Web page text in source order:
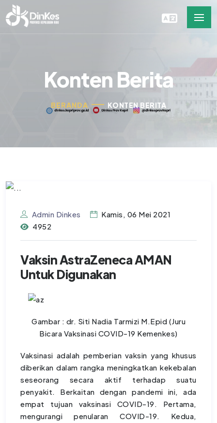
Konten Berita
BERANDA KONTEN BERITA
Admin Dinkes
Kamis, 06 Mei 2021
4952
Vaksin AstraZeneca AMAN
Untuk Digunakan
Gambar : dr. Siti Nadia Tarmizi M.Epid (Juru
Bicara Vaksinasi COVID-19 Kemenkes)
Vaksinasi adalah pemberian vaksin yang khusus
diberikan dalam rangka meningkatkan kekebalan
seseorang secara aktif terhadap suatu
penyakit. Berkaitan dengan pandemi ini, ada
empat tujuan vaksinasi COVID-19. Pertama,
mengurangi penularan COVID-19. Kedua,